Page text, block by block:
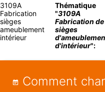
3109A
Fabrication
sièges
ameublement
intérieur
Thématique
"3109A
Fabrication de
sièges
d'intérieur":
Comment